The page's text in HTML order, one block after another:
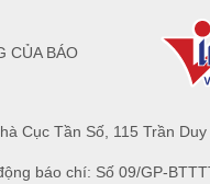
Cục Tần Số, 115 Trần
báo chí: Số 09/GP-
CỦA BÁO